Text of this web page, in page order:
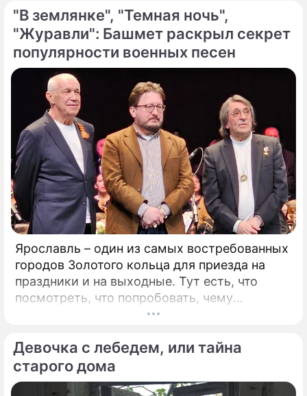
столетия Козловский являлся не просто
популярным певцом, а считался богом и
идолом для всего советского народа", –
говорит Токарев.
"В землянке", "Темная ночь",
"Журавли": Башмет раскрыл секрет
популярности военных песен
Ярославль – один из самых востребованных
городов Золотого кольца для приезда на
праздники и на выходные. Тут есть, что
посмотреть, что попробовать, чему
удивиться. Популяризации города во многом
на протяжении 17 лет устраивает тут
Международный музыкальный фестиваль.
Этот форум, который проводит самый
Девочка с лебедем, или тайна
старого дома